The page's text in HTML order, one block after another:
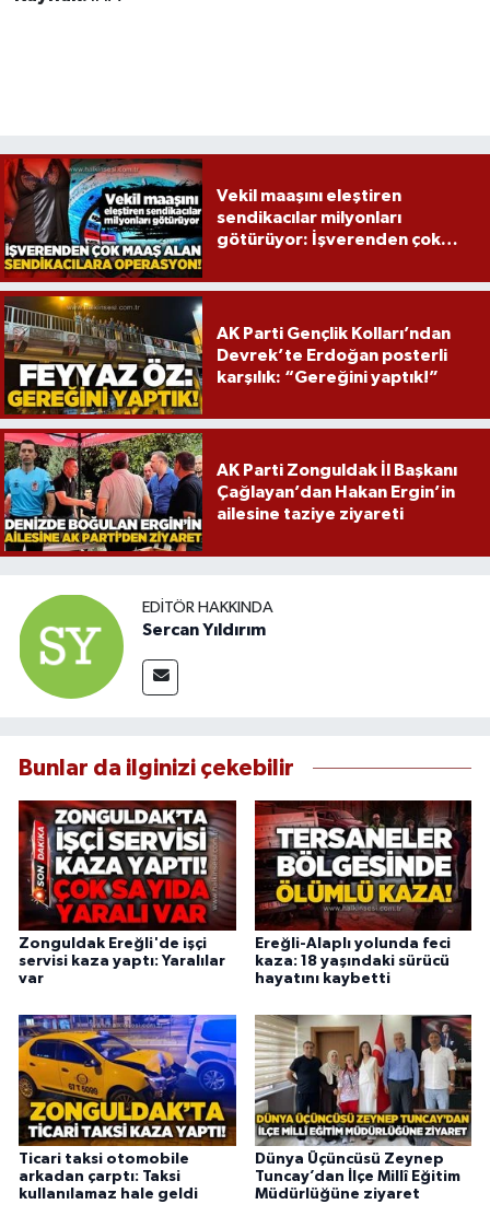
Vekil maaşını eleştiren
sendikacılar milyonları
götürüyor: İşverenden çok
operasyon!
AK Parti Gençlik Kolları’ndan
Devrek’te Erdoğan posterli
karşılık: “Gereğini yaptık!”
AK Parti Zonguldak İl Başkanı
Çağlayan’dan Hakan Ergin’in
ailesine taziye ziyareti
EDITÖR HAKKINDA
Sercan Yıldırım
Bunlar da ilginizi çekebilir
Zonguldak Ereğli'de işçi
servisi kaza yaptı: Yaralılar
var
Ereğli-Alaplı yolunda feci
kaza: 18 yaşındaki sürücü
hayatını kaybetti
Ticari taksi otomobile
arkadan çarptı: Taksi
kullanılamaz hale geldi
Dünya Üçüncüsü Zeynep
Tuncay’dan İlçe Millî Eğitim
Müdürlüğüne ziyaret